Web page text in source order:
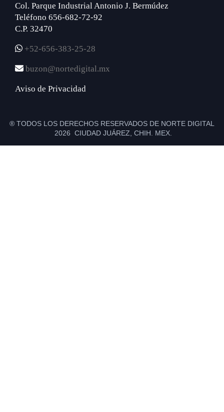
Col. Parque Industrial Antonio J. Bermúdez
Teléfono 656-682-72-92
C.P. 32470
+52-656-383-25-28
buzon@nortedigital.mx
Aviso de Privacidad
® TODOS LOS DERECHOS RESERVADOS DE NORTE DIGITAL
2026 CIUDAD JUÁREZ, CHIH. MEX.